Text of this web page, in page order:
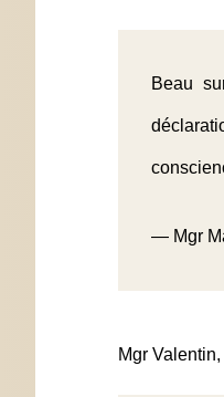
Beau
— Mgr
Mgr